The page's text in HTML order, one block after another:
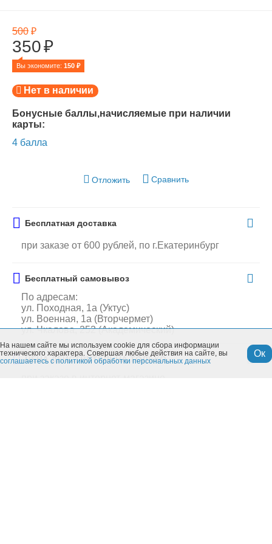
500 ₽
350₽
Вы экономите: 150 ₽
Нет в наличии
Бонусные баллы,начисляемые при наличии
карты:
4 балла
Отложить Сравнить
Бесплатная доставка
при заказе от 600 рублей, по г.Екатеринбург
Бесплатный самовывоз
По адресам:
ул. Походная, 1а (Уктус)
ул. Военная, 1а (Вторчермет)
ул. Чкалова, 252 (Академический)
ЦЕНА ДЕЙСТВИТЕЛЬНА ТОЛЬКО
при заказе в интернет-магазине
На нашем сайте мы используем cookie для сбора информации
технического характера. Совершая любые действия на сайте, вы
соглашаетесь с политикой обработки персональных данных
Ок